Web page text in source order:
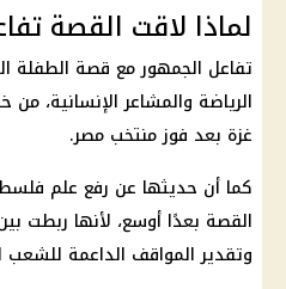
لماذا لاقت القصة
تفاعل الجمهور مع قصة الطفلة
الرياضة والمشاعر الإنسانية،
غزة بعد فوزمنتخب مصر.
كما أن حديثها عن رفع علم
القصة بعدًا أوسع، لأنها ربطت
وتقدير المواقف الداعمة